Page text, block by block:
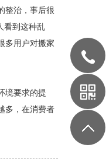
整治，事后很
看到这种乱
多用户对搬家
境要求的提
多，在消费者